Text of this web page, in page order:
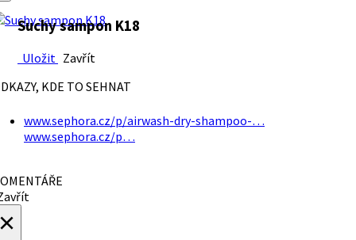
Suchy sampon K18
Uložit Zavřít
KDE TO SEHNAT
www.sephora.cz/p/airwash-dry-shampoo-…
www.sephora.cz/p…